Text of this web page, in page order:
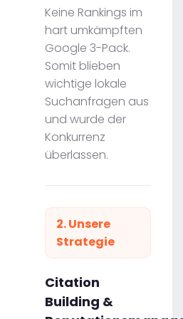
Keine Rankings im
hart umkämpften
Google 3-Pack.
Somit blieben
wichtige lokale
Suchanfragen aus
und wurde der
Konkurrenz
überlassen.
2. Unsere
Strategie
Citation
Building &